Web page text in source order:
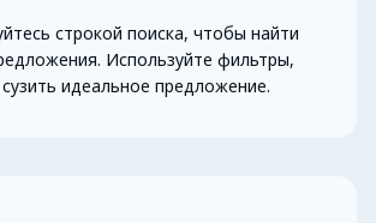
строкой поиска, чтобы найти
Используйте фильтры,
идеальное предложение.